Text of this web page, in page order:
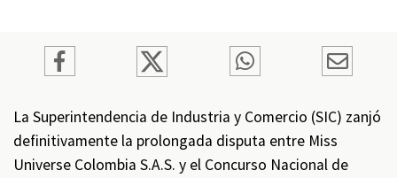
La Superintendencia de Industria y Comercio (SIC) zanjó
definitivamente la prolongada disputa entre Miss
Universe Colombia S.A.S. y el Concurso Nacional de